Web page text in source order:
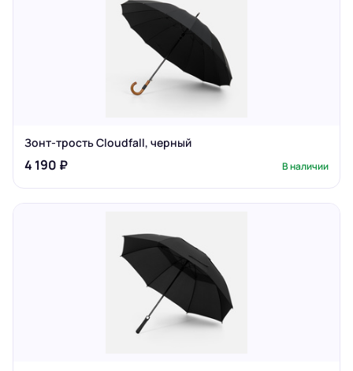
Зонт-трость Cloudfall, черный
4 190 ₽ В наличии